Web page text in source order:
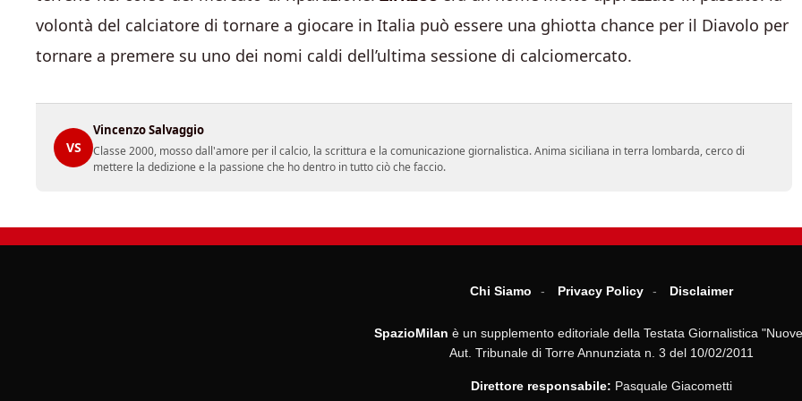
volontà del calciatore di tornare a giocare in Italia può essere una ghiotta chance per il Diavolo per
tornare a premere su uno dei nomi caldi dell’ultima sessione di calciomercato.
VS
Vincenzo Salvaggio
Classe 2000, mosso dall'amore per il calcio, la scrittura e la comunicazione giornalistica. Anima siciliana in terra lombarda, cerco di
mettere la dedizione e la passione che ho dentro in tutto ciò che faccio.
Chi Siamo Privacy Policy Disclaimer
SpazioMilan è un supplemento editoriale della Testata Giornalistica
Aut. Tribunale di Torre Annunziata n. 3 del 10/02/2011
Direttore responsabile: Pasquale Giacometti